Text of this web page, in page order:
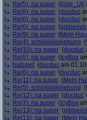
Re(5): na super (King_Uli
Re(8): na super (ducduc
Re(6): na super (ducduc
Re(6): na super (gibberish
Re(9): na super (Mein
Re(4): schiiiiiiiiiiiiiiiebung (
Re(10): na super (ducduc
Re(5): na super ( IcyBox
halbzeit (ducduc am
Re(6): na super (ducduc
Re(11): na super (Mein
Re(5): schiiiiiiiiiiiiiiiebung (
Re(12): na super (ducduc
Re(7): na super ( IcyBox
Re(13): na super (
Re(13): na super (Mein